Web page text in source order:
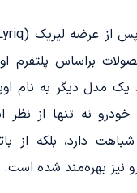
نه تنها از نظر
نیز بهره‌­مند شده است.